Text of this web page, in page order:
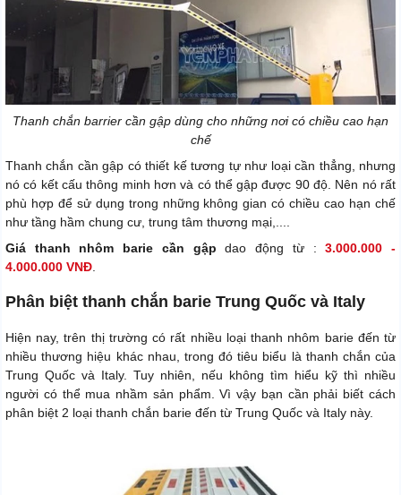
Thanh chắn barrier cần gập dùng cho những nơi có chiều cao hạn
chế
Thanh chắn cần gập có thiết kế tương tự như loại cần thẳng, nhưng
nó có kết cấu thông minh hơn và có thể gập được 90 độ. Nên nó rất
phù hợp để sử dụng trong những không gian có chiều cao hạn chế
như tầng hầm chung cư, trung tâm thương mại,....
Giá thanh nhôm barie cần gập dao động từ :3.000.000 -
4.000.000 VNĐ
Phân biệt thanh chắn barie Trung Quốc và Italy
Hiện nay, trên thị trường có rất nhiều loại thanh nhôm barie đến từ
nhiều thương hiệu khác nhau, trong đó tiêu biểu là thanh chắn của
Trung Quốc và Italy. Tuy nhiên, nếu không tìm hiểu kỹ thì nhiều
người có thể mua nhầm sản phẩm. Vì vậy bạn cần phải biết cách
phân biệt 2 loại thanh chắn barie đến từ Trung Quốc và Italy này.